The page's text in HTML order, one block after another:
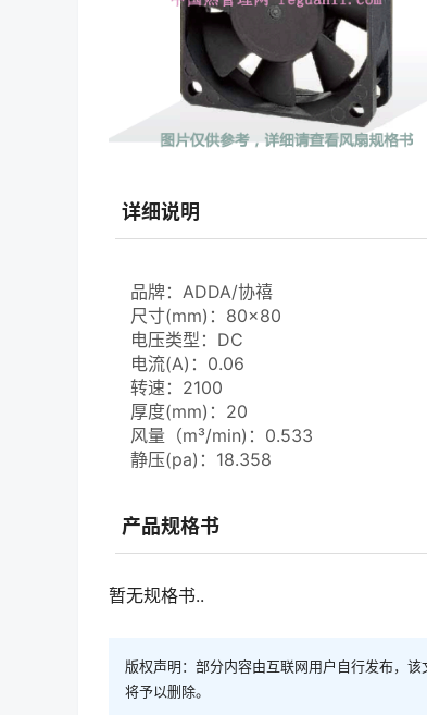
详细说明
品牌：ADDA/协禧
尺寸(mm)：80×80
电压类型：DC
电流(A)：0.06
转速：2100
厚度(mm)：20
风量（m³/min)：0.533
静压(pa)：18.358
产品规格书
暂无规格书..
版权声明：部分内容由互联网用户自行发布，
将予以删除。